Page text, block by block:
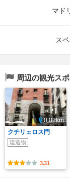
マド
ス
周辺の観光ス
0.02km
クチリェロス門
建造物
3.31